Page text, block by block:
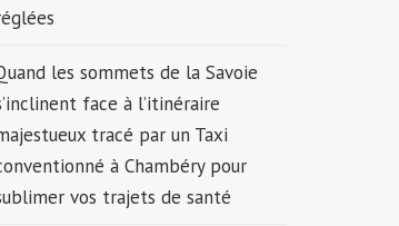
les sommets de la Savoie
face à l’itinéraire
tracé par un Taxi
à Chambéry pour
vos trajets de santé